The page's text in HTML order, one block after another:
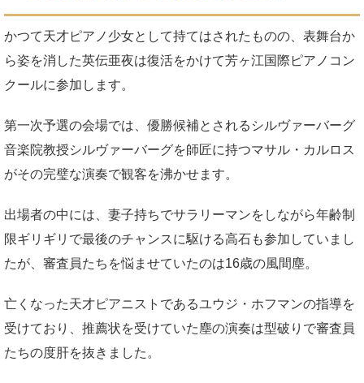
かつて天才ピアノ少女として持てはされたものの、表舞台か
ら姿を消した英伝亜夜は復活をかけて芳ヶ江国際ピアノコン
クールに参加します。
第一次予選の会場では、優勝候補とされるシルヴァーバーグ
音楽院教授シルヴァーバーグを師匠に持つマサル・カルロス
がその完璧な演奏で観客を沸かせます。
出場者の中には、妻子持ちでサラリーマンをしながら年齢制
限ギリギリで最後のチャンスに駆ける高石も参加していまし
たが、審査員たちを悩ませていたのは16歳の風間塵。
亡くなった天才ピアニストであるユウジ・ホフマンの指導を
受けており、推薦状を受けていた塵の演奏は型破りで審査員
たちの度肝を抜きました。